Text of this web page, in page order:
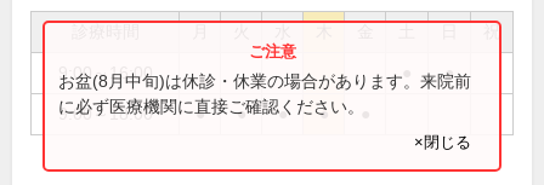
祝
9:00～16:00 ●
9:00～18:00 ● ● ● ●
お盆(8月中旬)は休診・休業の場合があります。来院前
に必ず医療機関に直接ご確認ください。
×閉じる